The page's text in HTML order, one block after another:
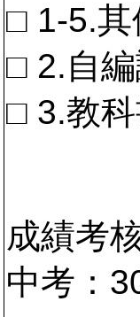
□ 1-5.
□ 2.自
□ 3.教
成績考
中考：